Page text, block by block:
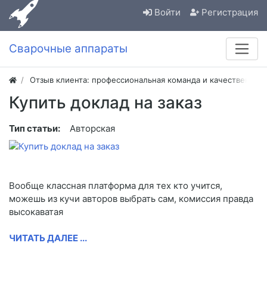
Войти Регистрация
Сварочные аппараты
Отзыв клиента: профессиональная команда и
Купить доклад на заказ
Тип статьи: Авторская
Вообще классная платформа для тех кто учится,
можешь из кучи авторов выбрать сам, комиссия правда
высокаватая
ЧИТАТЬ ДАЛЕЕ ...